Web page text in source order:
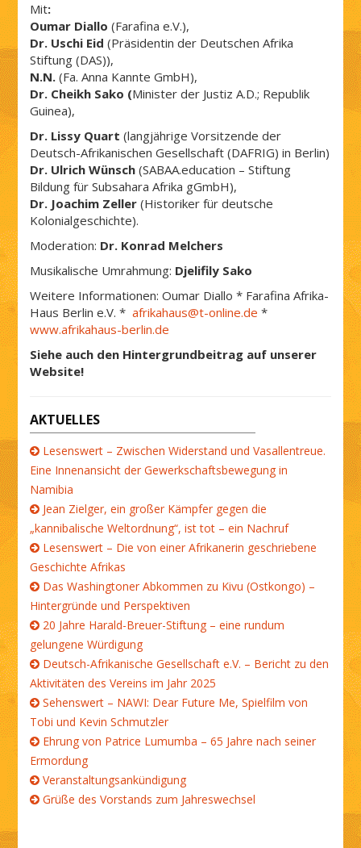
Mit:
Oumar Diallo (Farafina e.V.),
Dr. Uschi Eid (Präsidentin der Deutschen Afrika
Stiftung (DAS)),
N.N. (Fa. Anna Kannte GmbH),
Dr. Cheikh Sako (Minister der Justiz A.D.; Republik
Guinea),
Dr. Lissy Quart (langjährige Vorsitzende der
Deutsch-Afrikanischen Gesellschaft (DAFRIG) in Berlin)
Dr. Ulrich Wünsch (SABAA.education – Stiftung
Bildung für Subsahara Afrika gGmbH),
Dr. Joachim Zeller (Historiker für deutsche
Kolonialgeschichte).
Moderation: Dr. Konrad Melchers
Musikalische Umrahmung: Djelifily Sako
Weitere Informationen: Oumar Diallo * Farafina Afrika-
Haus Berlin e.V. *afrikahaus@t-online.de *
www.afrikahaus-berlin.de
Siehe auch den Hintergrundbeitrag auf unserer
Website!
AKTUELLES
Lesenswert – Zwischen Widerstand und Vasallentreue.
Eine Innenansicht der Gewerkschaftsbewegung in
Namibia
Jean Zielger, ein großer Kämpfer gegen die
„kannibalische Weltordnung“, ist tot – ein Nachruf
Lesenswert – Die von einer Afrikanerin geschriebene
Geschichte Afrikas
Das Washingtoner Abkommen zu Kivu (Ostkongo) –
Hintergründe und Perspektiven
20 Jahre Harald-Breuer-Stiftung – eine rundum
gelungene Würdigung
Deutsch-Afrikanische Gesellschaft e.V. – Bericht zu den
Aktivitäten des Vereins im Jahr 2025
Sehenswert – NAWI: Dear Future Me, Spielfilm von
Tobi und Kevin Schmutzler
Ehrung von Patrice Lumumba – 65 Jahre nach seiner
Ermordung
Veranstaltungsankündigung
Grüße des Vorstands zum Jahreswechsel